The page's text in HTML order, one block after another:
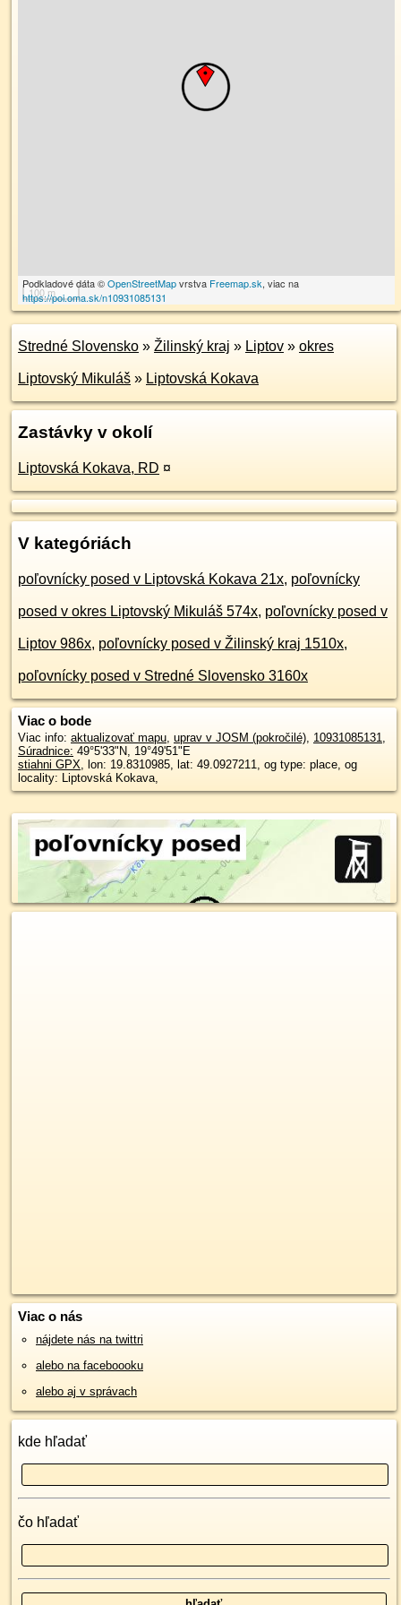
100 m
Podkladové dáta ©OpenStreetMapvrstva Freemap.sk, viac na
https://poi.oma.sk/n10931085131
Stredné Slovensko » Žilinský kraj » Liptov » okres
Liptovský Mikuláš » Liptovská Kokava
Zastávky v okolí
Liptovská Kokava, RD ¤
V kategóriách
poľovnícky posed v Liptovská Kokava 21x, poľovnícky
posed v okres Liptovský Mikuláš 574x, poľovnícky posed v
Liptov 986x, poľovnícky posed v Žilinský kraj 1510x,
poľovnícky posed v Stredné Slovensko 3160x
Viac o bode
Viac info: aktualizovať mapu, uprav v JOSM (pokročilé), 10931085131,
Súradnice: 49°5'33"N, 19°49'51"E
stiahni GPX, lon: 19.8310985, lat: 49.0927211, og type: place, og
locality: Liptovská Kokava,
Viac o nás
nájdete nás na twittri
alebo na faceboooku
alebo aj v správach
kde hľadať
čo hľadať